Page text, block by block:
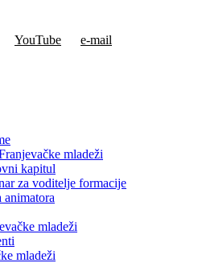
YouTube e-mail
mladeži
kapitul
za voditelje formacije
animatora
mladeži
mladeži